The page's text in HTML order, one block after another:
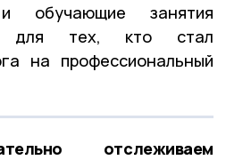
обучающие занятия
для тех, кто стал
на профессиональный
отслеживаем